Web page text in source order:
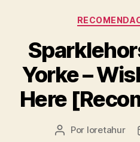
Yorke –
Here
Autor
Por loretahur